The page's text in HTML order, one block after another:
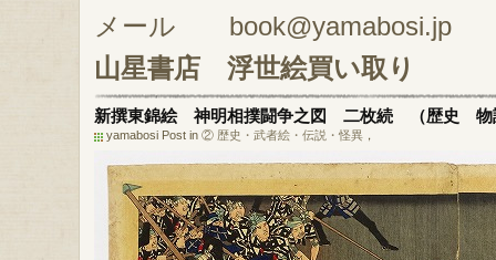
メール book@yamabosi.jp
山星書店
浮世絵買い取り
新撰東錦絵 神明相撲闘争之図 二枚続 （歴史 物
yamabosi Post in ② 歴史・武者絵・伝説・怪異 ，